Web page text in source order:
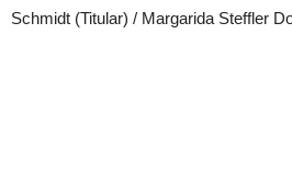
Schmidt (Titular) / Margarida Steffler